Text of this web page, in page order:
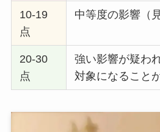
10-19
点
中等度の影響（
20-30
点
強い影響が疑わ
対象になること